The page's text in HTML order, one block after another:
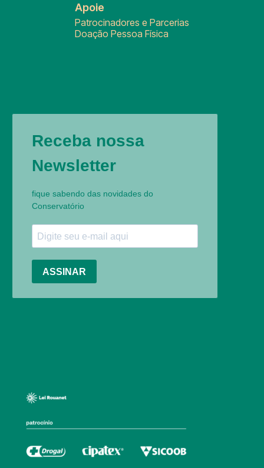
Apoie
Patrocinadores e Parcerias
Doação Pessoa Física